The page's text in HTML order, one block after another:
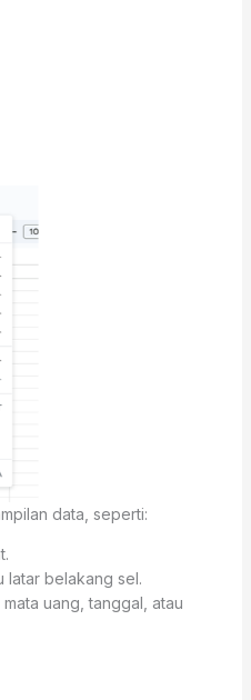
data, seperti:
latar belakang sel.
uang, tanggal, atau